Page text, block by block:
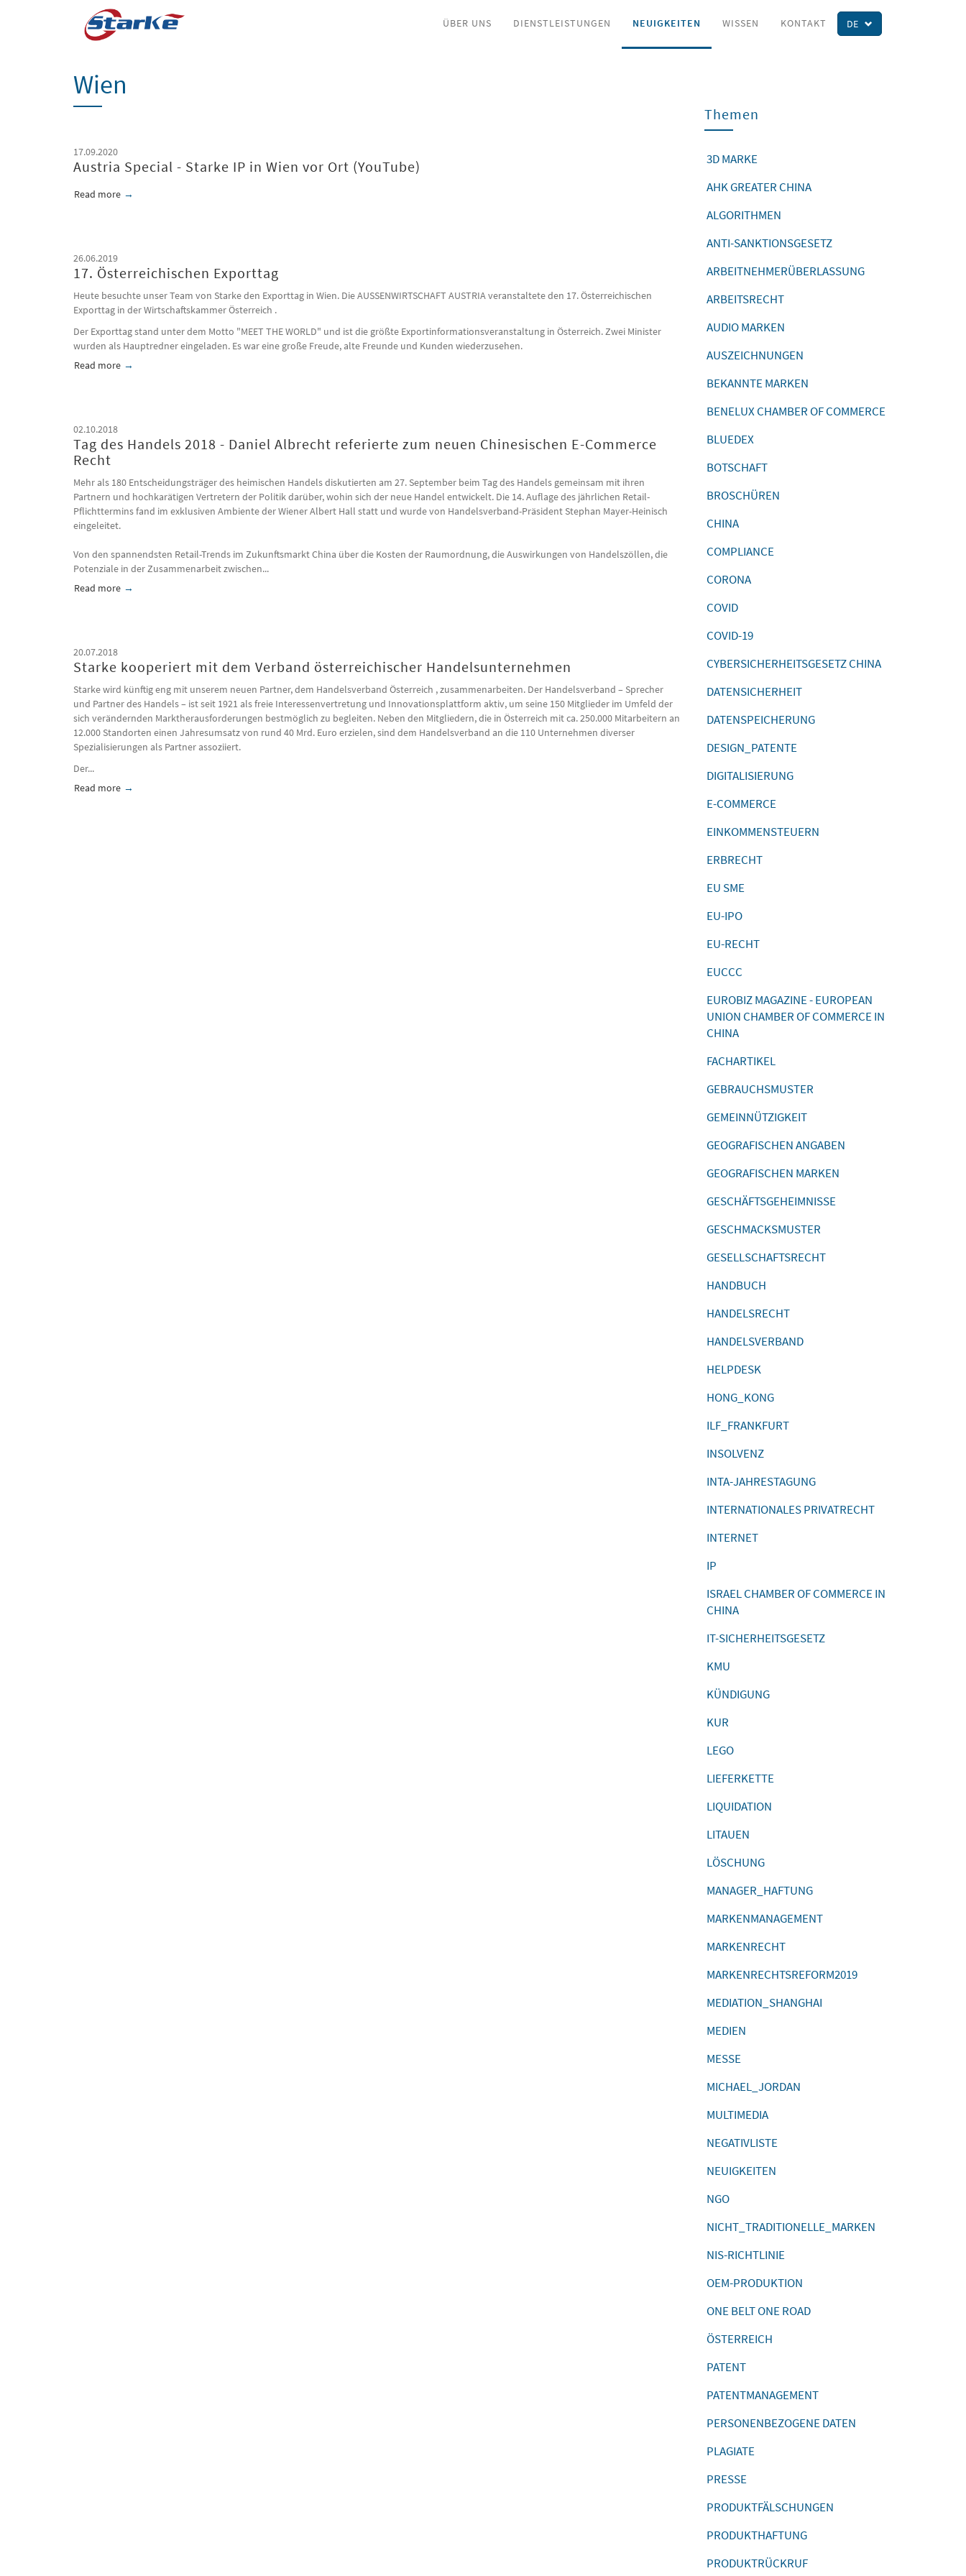
DE
ÜBER UNS DIENSTLEISTUNGEN NEUIGKEITEN WISSEN KONTAKT
Wien
17.09.2020
Austria Special - Starke IP in Wien vor Ort (YouTube)
Read more about Austria Special - Starke IP in Wien vor Ort (YouTube)
26.06.2019
17. Österreichischen Exporttag
Heute besuchte unser Team von Starke den Exporttag in Wien. Die AUSSENWIRTSCHAFT AUSTRIA veranstaltete den 17. Österreichischen
Exporttag in der Wirtschaftskammer Österreich .
Der Exporttag stand unter dem Motto "MEET THE WORLD" und ist die größte Exportinformationsveranstaltung in Österreich. Zwei Minister
wurden als Hauptredner eingeladen. Es war eine große Freude, alte Freunde und Kunden wiederzusehen.
Read more about 17. Österreichischen Exporttag
02.10.2018
Tag des Handels 2018 - Daniel Albrecht referierte zum neuen Chinesischen E-Commerce
Recht
Mehr als 180 Entscheidungsträger des heimischen Handels diskutierten am 27. September beim Tag des Handels gemeinsam mit ihren
Partnern und hochkarätigen Vertretern der Politik darüber, wohin sich der neue Handel entwickelt. Die 14. Auflage des jährlichen Retail-
Pflichttermins fand im exklusiven Ambiente der Wiener Albert Hall statt und wurde von Handelsverband-Präsident Stephan Mayer-Heinisch
eingeleitet.
Von den spannendsten Retail-Trends im Zukunftsmarkt China über die Kosten der Raumordnung, die Auswirkungen von Handelszöllen, die
Potenziale in der Zusammenarbeit zwischen...
Read more about Tag des Handels 2018 - Daniel Albrecht referierte zum neuen Chinesischen E-Commerce Recht
20.07.2018
Starke kooperiert mit dem Verband österreichischer Handelsunternehmen
Starke wird künftig eng mit unserem neuen Partner, dem Handelsverband Österreich , zusammenarbeiten. Der Handelsverband – Sprecher
und Partner des Handels – ist seit 1921 als freie Interessenvertretung und Innovationsplattform aktiv, um seine 150 Mitglieder im Umfeld der
sich verändernden Marktherausforderungen bestmöglich zu begleiten. Neben den Mitgliedern, die in Österreich mit ca. 250.000 Mitarbeitern an
12.000 Standorten einen Jahresumsatz von rund 40 Mrd. Euro erzielen, sind dem Handelsverband an die 110 Unternehmen diverser
Spezialisierungen als Partner assoziiert.
Der...
Read more about Starke kooperiert mit dem Verband österreichischer Handelsunternehmen
Themen
3D MARKE
AHK GREATER CHINA
ALGORITHMEN
ANTI-SANKTIONSGESETZ
ARBEITNEHMERÜBERLASSUNG
ARBEITSRECHT
AUDIO MARKEN
AUSZEICHNUNGEN
BEKANNTE MARKEN
BENELUX CHAMBER OF COMMERCE
BLUEDEX
BOTSCHAFT
BROSCHÜREN
CHINA
COMPLIANCE
CORONA
COVID
COVID-19
CYBERSICHERHEITSGESETZ CHINA
DATENSICHERHEIT
DATENSPEICHERUNG
DESIGN_PATENTE
DIGITALISIERUNG
E-COMMERCE
EINKOMMENSTEUERN
ERBRECHT
EU SME
EU-IPO
EU-RECHT
EUCCC
EUROBIZ MAGAZINE - EUROPEAN
UNION CHAMBER OF COMMERCE IN
CHINA
FACHARTIKEL
GEBRAUCHSMUSTER
GEMEINNÜTZIGKEIT
GEOGRAFISCHEN ANGABEN
GEOGRAFISCHEN MARKEN
GESCHÄFTSGEHEIMNISSE
GESCHMACKSMUSTER
GESELLSCHAFTSRECHT
HANDBUCH
HANDELSRECHT
HANDELSVERBAND
HELPDESK
HONG_KONG
ILF_FRANKFURT
INSOLVENZ
INTA-JAHRESTAGUNG
INTERNATIONALES PRIVATRECHT
INTERNET
IP
ISRAEL CHAMBER OF COMMERCE IN
CHINA
IT-SICHERHEITSGESETZ
KMU
KÜNDIGUNG
KUR
LEGO
LIEFERKETTE
LIQUIDATION
LITAUEN
LÖSCHUNG
MANAGER_HAFTUNG
MARKENMANAGEMENT
MARKENRECHT
MARKENRECHTSREFORM2019
MEDIATION_SHANGHAI
MEDIEN
MESSE
MICHAEL_JORDAN
MULTIMEDIA
NEGATIVLISTE
NEUIGKEITEN
NGO
NICHT_TRADITIONELLE_MARKEN
NIS-RICHTLINIE
OEM-PRODUKTION
ONE BELT ONE ROAD
ÖSTERREICH
PATENT
PATENTMANAGEMENT
PERSONENBEZOGENE DATEN
PLAGIATE
PRESSE
PRODUKTFÄLSCHUNGEN
PRODUKTHAFTUNG
PRODUKTRÜCKRUF